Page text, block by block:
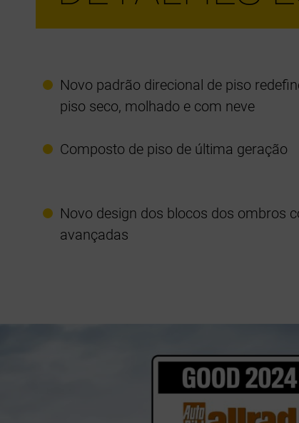
Novo padrão direcional de piso
piso seco, molhado e com neve
Composto de piso de última geração
Novo design dos blocos dos ombros
avançadas